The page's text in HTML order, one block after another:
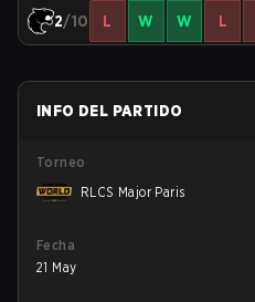
2/10 L W W L
INFO DEL PARTIDO
Torneo
RLCS Major Paris
Fecha
21 May